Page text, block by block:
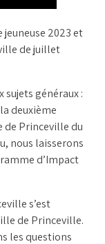
jeuneuse 2023 et
de juillet
sujets généraux :
deuxième
de Princeville du
nous laisserons
d’Impact
s’est
de Princeville.
les questions